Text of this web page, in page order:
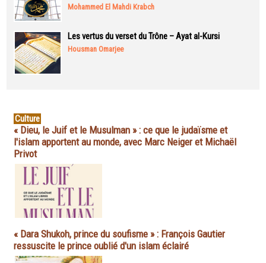
Mohammed El Mahdi Krabch
Les vertus du verset du Trône – Ayat al-Kursi
Housman Omarjee
Culture
« Dieu, le Juif et le Musulman » : ce que le judaïsme et
l'islam apportent au monde, avec Marc Neiger et Michaël
Privot
« Dara Shukoh, prince du soufisme » : François Gautier
ressuscite le prince oublié d'un islam éclairé